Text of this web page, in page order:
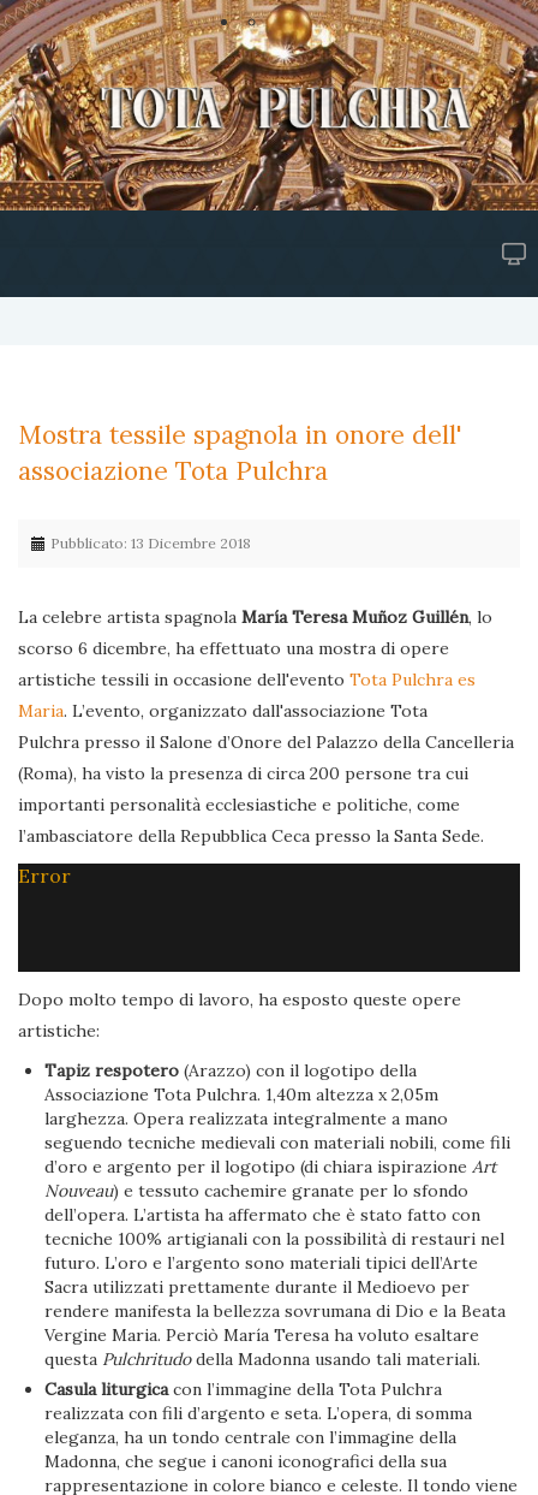
Mostra tessile spagnola in onore dell'
associazione Tota Pulchra
Pubblicato: 13 Dicembre 2018
La celebre artista spagnola María Teresa Muñoz Guillén, lo
scorso 6 dicembre, ha effettuato una mostra di opere
artistiche tessili in occasione dell'evento Tota Pulchra es
Maria. L’evento, organizzato dall'associazione Tota
Pulchra presso il Salone d’Onore del Palazzo della Cancelleria
(Roma), ha visto la presenza di circa 200 persone tra cui
importanti personalità ecclesiastiche e politiche, come
l’ambasciatore della Repubblica Ceca presso la Santa Sede.
Error
Dopo molto tempo di lavoro, ha esposto queste opere
artistiche:
Tapiz respotero (Arazzo) con il logotipo della
Associazione Tota Pulchra. 1,40m altezza x 2,05m
larghezza. Opera realizzata integralmente a mano
seguendo tecniche medievali con materiali nobili, come fili
d’oro e argento per il logotipo (di chiara ispirazioneArt
Nouveau) e tessuto cachemire granate per lo sfondo
dell’opera. L’artista ha affermato che è stato fatto con
tecniche 100% artigianali con la possibilità di restauri nel
futuro. L’oro e l’argento sono materiali tipici dell’Arte
Sacra utilizzati prettamente durante il Medioevo per
rendere manifesta la bellezza sovrumana di Dio e la Beata
Vergine Maria. Perciò María Teresa ha voluto esaltare
questa Pulchritudodella Madonna usando tali materiali.
Casula liturgicacon l’immagine della Tota Pulchra
realizzata con fili d’argento e seta. L’opera, di somma
eleganza, ha un tondo centrale con l’immagine della
Madonna, che segue i canoni iconografici della sua
rappresentazione in colore bianco e celeste. Il tondo viene